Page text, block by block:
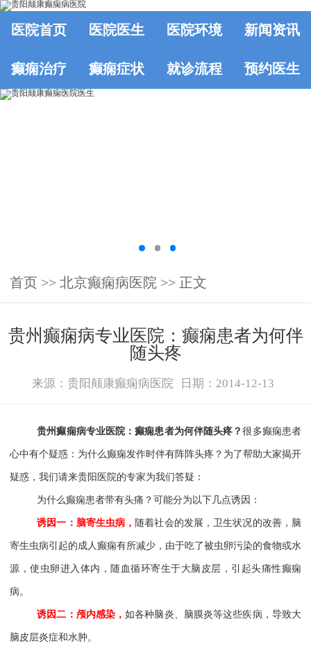
医院首页 医院医生 医院环境 新闻资讯
癫痫治疗 癫痫症状 就诊流程 预约医生
首页 >> 北京癫痫病医院 >> 正文
贵州癫痫病专业医院：癫痫患者为何伴
随头疼
来源：贵阳颠康癫痫病医院 日期：2014-12-13
贵州癫痫病专业医院：癫痫患者为何伴随头疼？很多癫痫患者
心中有个疑惑：为什么癫痫发作时伴有阵阵头疼？为了帮助大家揭开
疑惑，我们请来贵阳医院的专家为我们答疑：
为什么癫痫患者带有头痛？可能分为以下几点诱因：
诱因一：脑寄生虫病， 随着社会的发展，卫生状况的改善，脑
寄生虫病引起的成人癫痫有所减少，由于吃了被虫卵污染的食物或水
源，使虫卵进入体内，随血循环寄生于大脑皮层，引起头痛性癫痫
病。
诱因二：颅内感染，如各种脑炎、脑膜炎等这些疾病，导致大
脑皮层炎症和水肿。